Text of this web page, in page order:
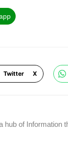
Twitter X
of Information